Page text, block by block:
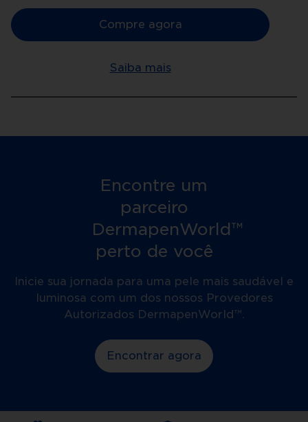
Compre agora
Saiba mais
Encontre um
parceiro
DermapenWorld™
perto de você
Inicie sua jornada para uma pele mais saudável e
luminosa com um dos nossos Provedores
Autorizados DermapenWorld™.
Encontrar agora